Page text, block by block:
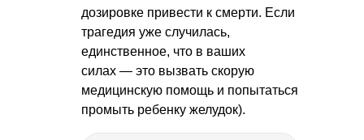
дозировке привести к смерти. Если
трагедия уже случилась,
единственное, что в ваших
силах — это вызвать скорую
медицинскую помощь и попытаться
промыть ребенку желудок).